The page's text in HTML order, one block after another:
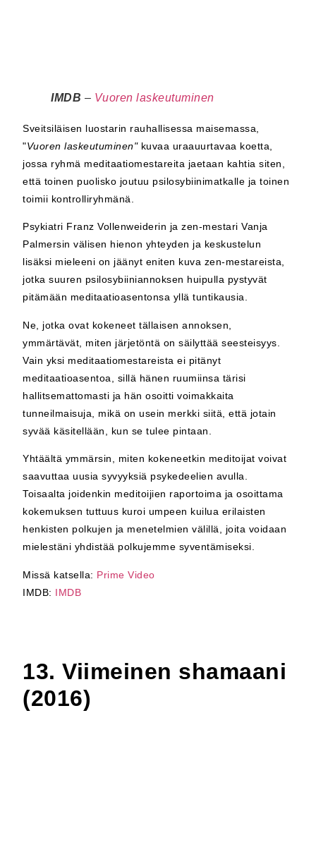
IMDB – Vuoren laskeutuminen
Sveitsiläisen luostarin rauhallisessa maisemassa,
"Vuoren laskeutuminen"kuvaa uraauurtavaa koetta,
jossa ryhmä meditaatiomestareita jaetaan kahtia siten,
että toinen puolisko joutuu psilosybiinimatkalle ja toinen
toimii kontrolliryhmänä.
Psykiatri Franz Vollenweiderin ja zen-mestari Vanja
Palmersin välisen hienon yhteyden ja keskustelun
lisäksi mieleeni on jäänyt eniten kuva zen-mestareista,
jotka suuren psilosybiiniannoksen huipulla pystyvät
pitämään meditaatioasentonsa yllä tuntikausia.
Ne, jotka ovat kokeneet tällaisen annoksen,
ymmärtävät, miten järjetöntä on säilyttää seesteisyys.
Vain yksi meditaatiomestareista ei pitänyt
meditaatioasentoa, sillä hänen ruumiinsa tärisi
hallitsemattomasti ja hän osoitti voimakkaita
tunneilmaisuja, mikä on usein merkki siitä, että jotain
syvää käsitellään, kun se tulee pintaan.
Yhtäältä ymmärsin, miten kokeneetkin meditoijat voivat
saavuttaa uusia syvyyksiä psykedeelien avulla.
Toisaalta joidenkin meditoijien raportoima ja osoittama
kokemuksen tuttuus kuroi umpeen kuilua erilaisten
henkisten polkujen ja menetelmien välillä, joita voidaan
mielestäni yhdistää polkujemme syventämiseksi.
Missä katsella: Prime Video
IMDB: IMDB
13. Viimeinen shamaani
(2016)